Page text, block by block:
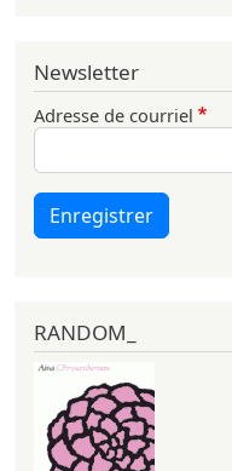
Newsletter
Adresse de courriel
Enregistrer
RANDOM_